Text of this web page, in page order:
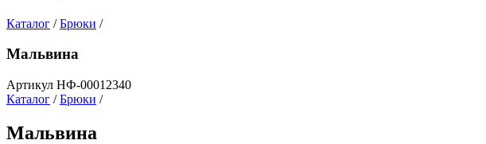
Каталог / Брюки /
Мальвина
Артикул НФ-00012340
Каталог / Брюки /
Мальвина